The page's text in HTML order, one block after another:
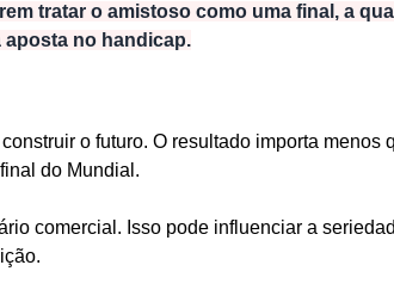
tratar o amistoso como uma final, a
no handicap.
o futuro. O resultado importa menos
do Mundial.
comercial. Isso pode influenciar a